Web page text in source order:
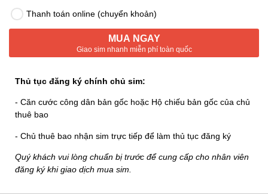
Thanh toán online (chuyển khoản)
MUA NGAY
Giao sim nhanh miễn phí toàn quốc
Thủ tục đăng ký chính chủ sim:
- Căn cước công dân bản gốc hoặc Hộ chiếu bản gốc của chủ
thuê bao
- Chủ thuê bao nhận sim trực tiếp để làm thủ tục đăng ký
Quý khách vui lòng chuẩn bị trước để cung cấp cho nhân viên
đăng ký khi giao dịch mua sim.